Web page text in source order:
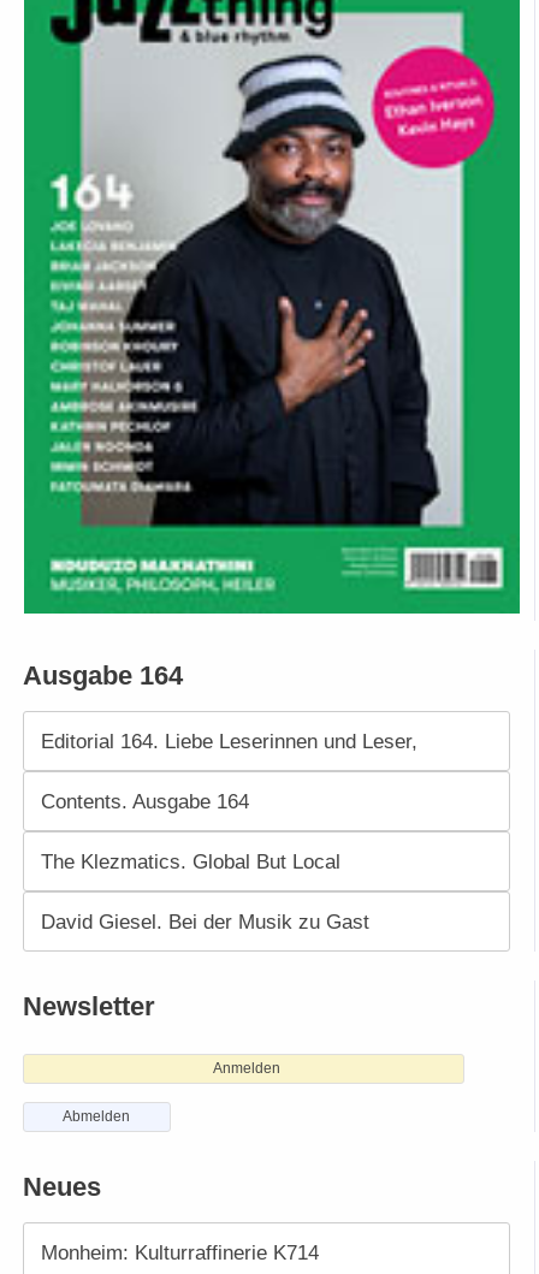
Ausgabe 164
Editorial 164. Liebe Leserinnen und Leser,
Contents. Ausgabe 164
The Klezmatics. Global But Local
David Giesel. Bei der Musik zu Gast
Newsletter
Anmelden
Abmelden
Neues
Monheim: Kulturraffinerie K714